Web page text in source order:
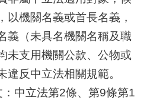
以機關名義或首長名義，
義（未具名機關名稱及職
未支用機關公款、公物或
反中立法相關規範。
中立法第2條、第9條第1